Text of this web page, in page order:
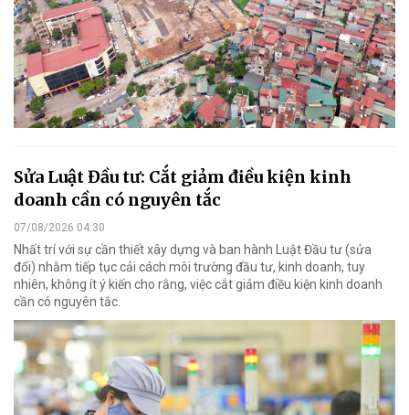
Sửa Luật Đầu tư: Cắt giảm điều kiện kinh
doanh cần có nguyên tắc
07/08/2026 04:30
Nhất trí với sự cần thiết xây dựng và ban hành Luật Đầu tư (sửa
đổi) nhằm tiếp tục cải cách môi trường đầu tư, kinh doanh, tuy
nhiên, không ít ý kiến cho rằng, việc cắt giảm điều kiện kinh doanh
cần có nguyên tắc.